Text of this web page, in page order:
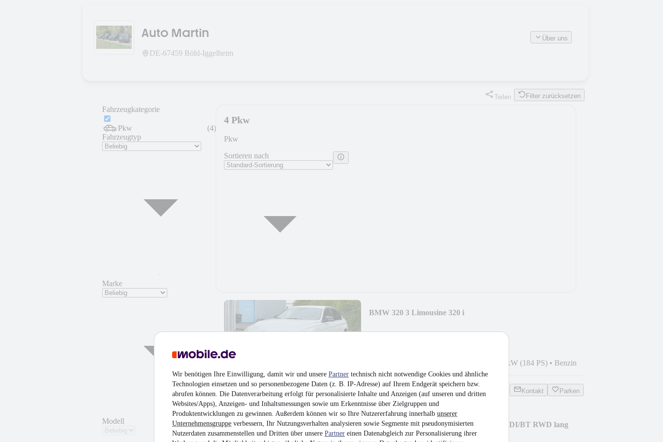
Wir benötigen Ihre Einwilligung, damit wir und unsere Partner technisch nicht notwendige Cookies und ähnliche
Technologien einsetzen und so personenbezogene Daten (z. B. IP-Adresse) auf Ihrem Endgerät speichern bzw.
abrufen können. Die Datenverarbeitung erfolgt für personalisierte Inhalte und Anzeigen (auf unseren und dritten
Websites/Apps), Anzeigen- und Inhaltsmessungen sowie um Erkenntnisse über Zielgruppen und
Produktentwicklungen zu gewinnen. Außerdem können wir so Ihre Nutzererfahrung innerhalb unserer
Unternehmensgruppe verbessern, Ihr Nutzungsverhalten analysieren sowie Segmente mit pseudonymisierten
Nutzerdaten zusammenstellen und Dritten über unsere Partner einen Datenabgleich zur Personalisierung ihrer
Auto Martin
DE-67459 Böhl-Iggelheim
Über uns
Teilen Filter zurücksetzen
Fahrzeugkategorie
Pkw (4)
Fahrzeugtyp
Marke
Modell
4 Pkw
Pkw
Sortieren nach
BMW 320 3 Limousine 320 i
18.900 €
135 kW (184 PS) • Benzin
Kontakt Parken
Mercedes-Benz Vito Kasten 114/116/119 CDI/BT RWD lang